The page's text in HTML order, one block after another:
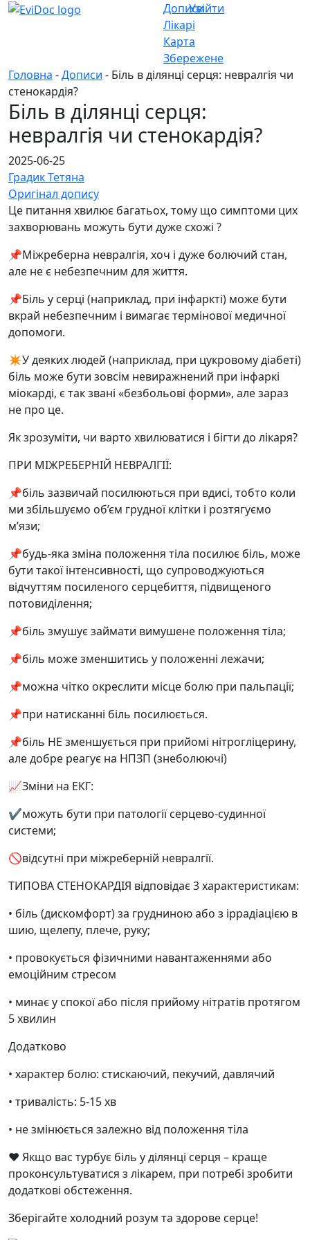
Дописи
Лікарі
Карта
Збережене
Увійти
Головна -Дописи - Біль в ділянці серця: невралгія чи
стенокардія?
Біль в ділянці серця:
невралгія чи стенокардія?
2025-06-25
Градик Тетяна
Оригінал допису
Це питання хвилює багатьох, тому що симптоми цих
захворювань можуть бути дуже схожі ?
📌Міжреберна невралгія, хоч і дуже болючий стан,
але не є небезпечним для життя.
📌Біль у серці (наприклад, при інфаркті) може бути
вкрай небезпечним і вимагає термінової медичної
допомоги.
✴️У деяких людей (наприклад, при цукровому діабеті)
біль може бути зовсім невиражнений при інфаркі
міокарді, є так звані «безбольові форми», але зараз
не про це.
Як зрозуміти, чи варто хвилюватися і бігти до лікаря?
ПРИ МІЖРЕБЕРНІЙ НЕВРАЛГІЇ:
📌біль зазвичай посилюються при вдисі, тобто коли
ми збільшуємо об’єм грудної клітки і розтягуємо
м’язи;
📌будь-яка зміна положення тіла посилює біль, може
бути такої інтенсивності, що супроводжуються
відчуттям посиленого серцебиття, підвищеного
потовиділення;
📌біль змушує займати вимушене положення тіла;
📌біль може зменшитись у положенні лежачи;
📌можна чітко окреслити місце болю при пальпації;
📌при натисканні біль посилюється.
📌біль НЕ зменшується при прийомі нітрогліцерину,
але добре реагує на НПЗП (знеболюючі)
📈Зміни на ЕКГ:
✔️можуть бути при патології серцево-судинної
системи;
🚫відсутні при міжреберній невралгії.
ТИПОВА СТЕНОКАРДІЯ відповідає 3 характеристикам:
• біль (дискомфорт) за грудниною або з іррадіацією в
шию, щелепу, плече, руку;
• провокується фізичними навантаженнями або
емоційним стресом
• минає у спокої або після прийому нітратів протягом
5 хвилин
Додатково
• характер болю: стискаючий, пекучий, давлячий
• тривалість: 5-15 хв
• не змінюється залежно від положення тіла
❤️ Якщо вас турбує біль у ділянці серця – краще
проконсультуватися з лікарем, при потребі зробити
додаткові обстеження.
Зберігайте холодний розум та здорове серце!